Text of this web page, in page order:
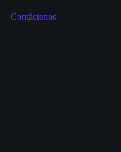
Contáctenos